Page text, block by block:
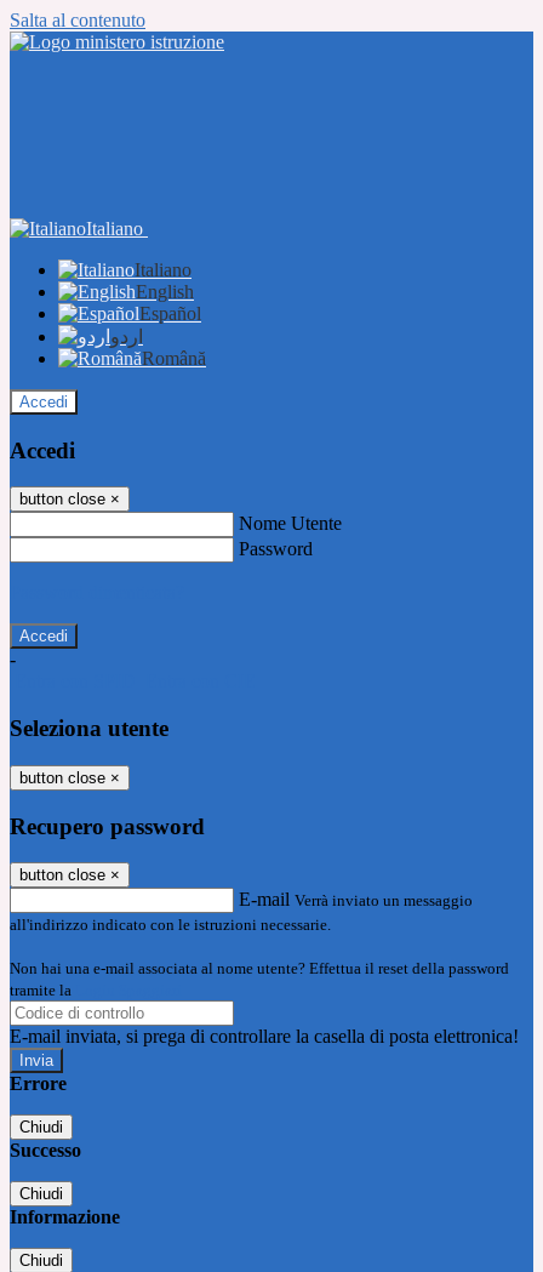
Salta al contenuto
Italiano
Italiano
English
Español
اردو
Română
Accedi
Accedi
button close ×
Nome Utente
Password
-
Seleziona utente
button close ×
Recupero password
button close ×
E-mail Verrà inviato un messaggio
all'indirizzo indicato con le istruzioni necessarie.
Non hai una e-mail associata al nome utente? Effettua il reset della password
tramite la
E-mail inviata, si prega di controllare la casella di posta elettronica!
Errore
Chiudi
Successo
Chiudi
Informazione
Chiudi